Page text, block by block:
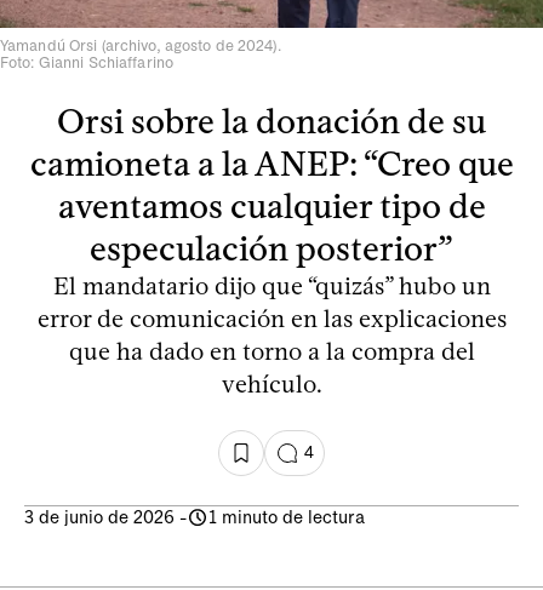
Yamandú Orsi (archivo, agosto de 2024).
Foto: Gianni Schiaffarino
Orsi sobre la donación de su
camioneta a la ANEP: “Creo que
aventamos cualquier tipo de
especulación posterior”
El mandatario dijo que “quizás” hubo un
error de comunicación en las explicaciones
que ha dado en torno a la compra del
vehículo.
4
3 de junio de 2026 - 1 minuto de lectura